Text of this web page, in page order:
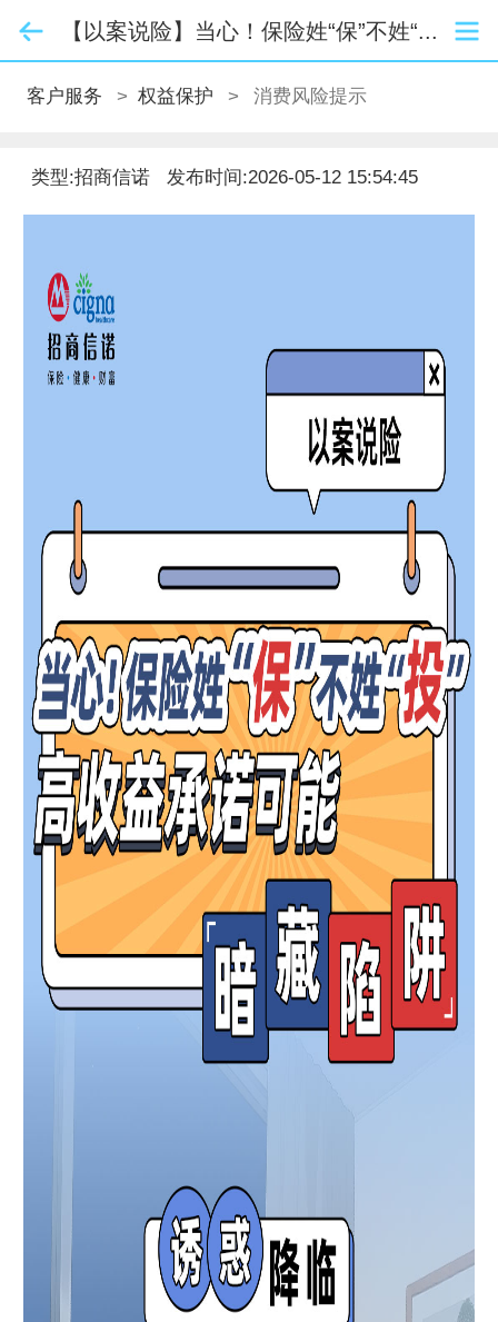
【以案说险】当心！保险姓“保”不姓“...
客户服务 > 权益保护 > 消费风险提示
类型:招商信诺 发布时间:2026-05-12 15:54:45